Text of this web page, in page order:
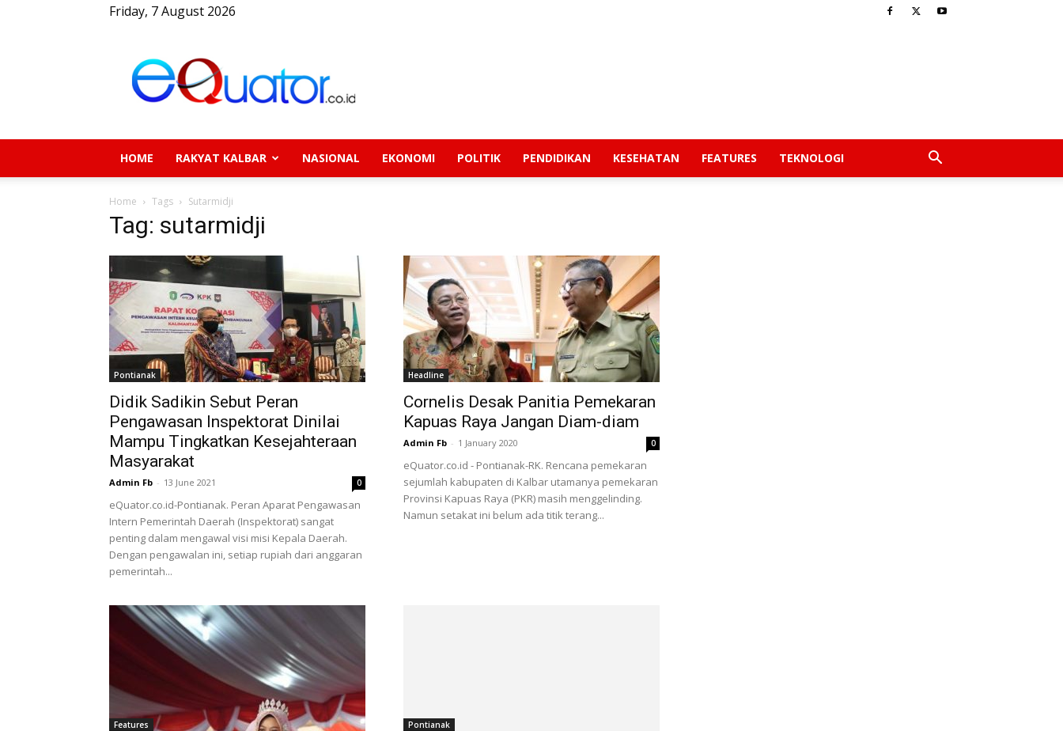
Friday, 7 August 2026
HOME RAKYAT KALBAR NASIONAL EKONOMI POLITIK PENDIDIKAN KESEHATAN FEATURES TEKNOLOGI
Home Tags Sutarmidji
Tag: sutarmidji
Pontianak
Didik Sadikin Sebut Peran
Pengawasan Inspektorat Dinilai
Mampu Tingkatkan Kesejahteraan
Masyarakat
Admin Fb - 13 June 2021 0
eQuator.co.id-Pontianak. Peran Aparat Pengawasan
Intern Pemerintah Daerah (Inspektorat) sangat
penting dalam mengawal visi misi Kepala Daerah.
Dengan pengawalan ini, setiap rupiah dari anggaran
pemerintah...
Headline
Cornelis Desak Panitia Pemekaran
Kapuas Raya Jangan Diam-diam
Admin Fb - 1 January 2020 0
eQuator.co.id - Pontianak-RK. Rencana pemekaran
sejumlah kabupaten di Kalbar utamanya pemekaran
Provinsi Kapuas Raya (PKR) masih menggelinding.
Namun setakat ini belum ada titik terang...
Features Pontianak